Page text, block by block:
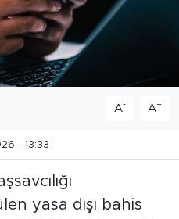
A- A+
- 13:33
yasa dışı bahis